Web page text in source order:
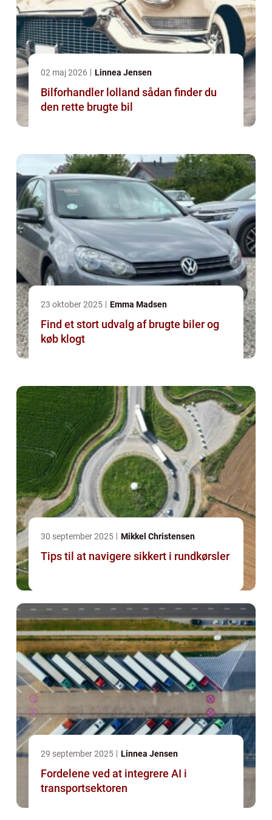
02 maj 2026 Linnea Jensen
Bilforhandler lolland sådan finder du
den rette brugte bil
23 oktober 2025 Emma Madsen
Find et stort udvalg af brugte biler og
køb klogt
30 september 2025 Mikkel Christensen
Tips til at navigere sikkert i rundkørsler
29 september 2025 Linnea Jensen
Fordelene ved at integrere AI i
transportsektoren